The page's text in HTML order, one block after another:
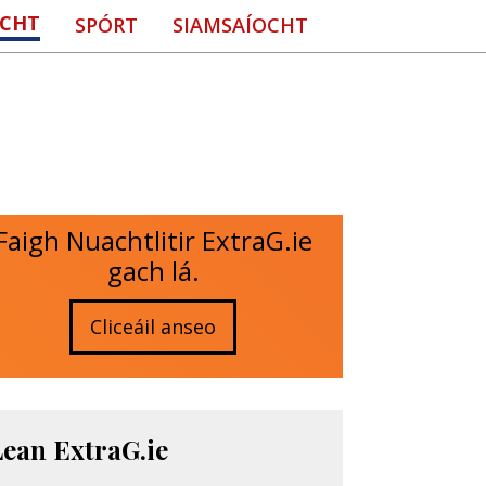
SPÓRT SIAMSAÍOCHT
Nuachtlitir ExtraG.ie
gach lá.
Cliceáil anseo
ExtraG.ie